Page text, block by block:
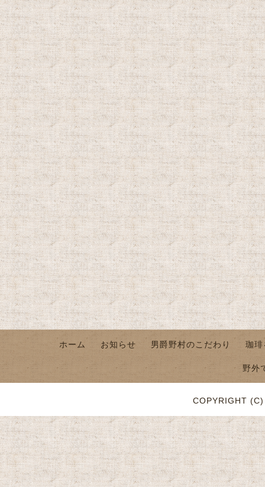
ホーム お知らせ 男爵野村のこだわり 珈琲
野外
COPYRIGHT